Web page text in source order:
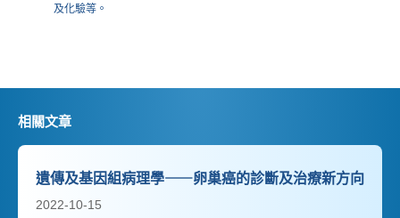
及化驗等。​
相關文章
遺傳及基因組病理學⸺卵巢癌的診斷及治療新方向
2022-10-15